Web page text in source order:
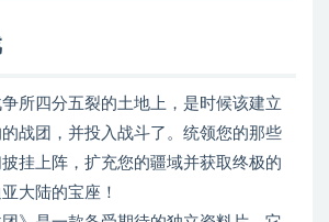
所四分五裂的土地上，是时候该建立
战团，并投入战斗了。统领您的那些
挂上阵，扩充您的疆域并获取终极的
大陆的宝座！